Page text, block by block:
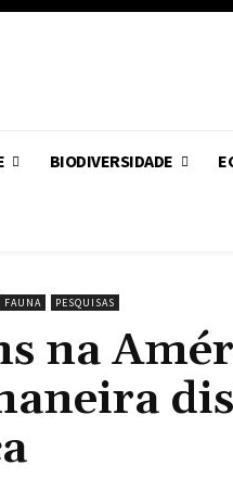
BIODIVERSIDADE
FAUNA PESQUISAS
na